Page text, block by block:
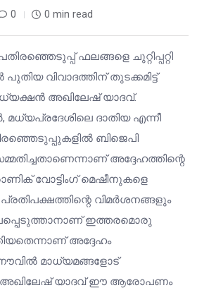
0 0 min read
ഫലങ്ങളെ ചുറ്റിപ്പറ്റി
പുതിയ വിവാദത്തിന് തുടക്കമിട്ട്
അഖിലേഷ് യാദവ്.
മധ്യപ്രദേശിലെ ദാതിയ എന്നീ
ബിജെപി
അദ്ദേഹത്തിന്റെ
വോട്ടിംഗ് മെഷീനുകളെ
വിമർശനങ്ങളും
ഇത്തരമൊരു
അദ്ദേഹം
മാധ്യമങ്ങളോട്
അഖിലേഷ് യാദവ് ഈ ആരോപണം